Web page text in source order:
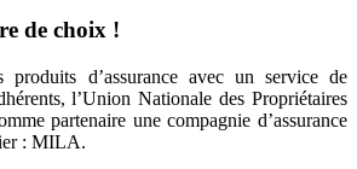
de choix !
produits d’assurance avec un service de
l’Union Nationale des Propriétaires
partenaire une compagnie d’assurance
: MILA.